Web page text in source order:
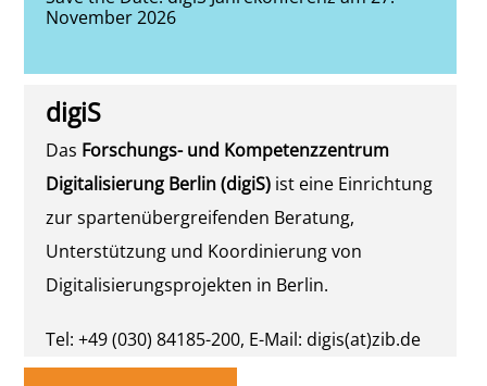
November 2026
digiS
Das Forschungs- und Kompetenzzentrum
Digitalisierung Berlin (digiS) ist eine Einrichtung
zur spartenübergreifenden Beratung,
Unterstützung und Koordinierung von
Digitalisierungsprojekten in Berlin.
Tel: +49 (030) 84185-200, E-Mail: digis(at)zib.de
Zuse Institute Berlin, Takustr. 7, 14195 Berlin,